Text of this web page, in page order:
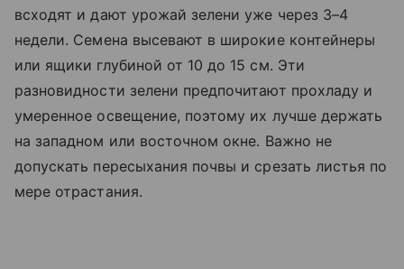
всходят и дают урожай зелени уже через 3–4
недели. Семена высевают в широкие контейнеры
или ящики глубиной от 10 до 15 см. Эти
разновидности зелени предпочитают прохладу и
умеренное освещение, поэтому их лучше держать
на западном или восточном окне. Важно не
допускать пересыхания почвы и срезать листья по
мере отрастания.